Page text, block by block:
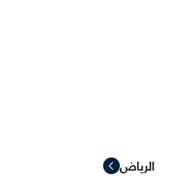
الرياض